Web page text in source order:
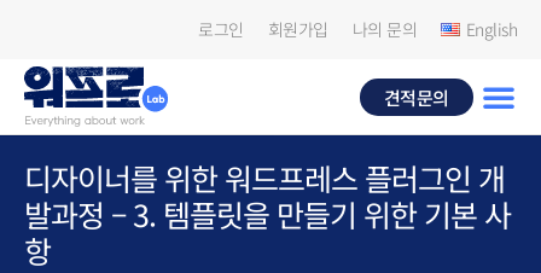
로그인 회원가입 나의 문의 English
견적문의
디자이너를 위한 워드프레스 플러그인 개
발과정 – 3. 템플릿을 만들기 위한 기본 사
항